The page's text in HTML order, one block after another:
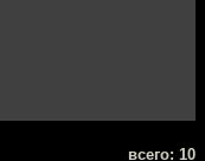
всего: 10